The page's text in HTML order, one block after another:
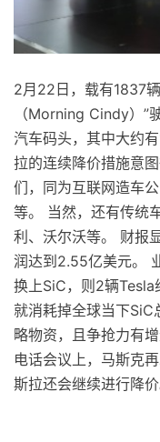
2月22日，载有1837
（Morning Cindy）”
汽车码头，其中大约
拉的连续降价措施意
们，同为互联网造车
等。 当然，还有传统
利、沃尔沃等。 财报
润达到2.55亿美元。
换上SiC，则2辆
就消耗掉全球当下
略物资，且争抢力有
电话会议上，马斯克
斯拉还会继续进行降价